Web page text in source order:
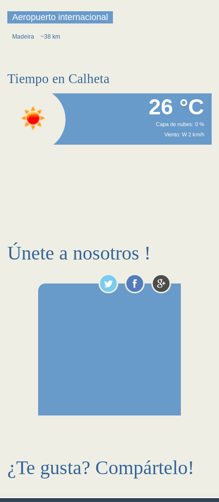
Aeropuerto internacional
Madeira ~38 km
Tiempo en Calheta
26 °C
Capa de nubes: 0 %
Viento: W 2 km/h
Únete a nosotros !
¿Te gusta? Compártelo!